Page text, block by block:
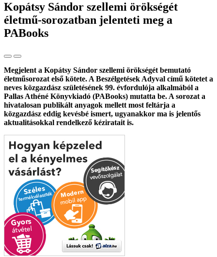
Kopátsy Sándor szellemi örökségét
életmű-sorozatban jelenteti meg a
PABooks
Megjelent a Kopátsy Sándor szellemi örökségét bemutató
életműsorozat első kötete. A Beszélgetések Adyval című kötetet a
neves közgazdász születésének 99. évfordulója alkalmából a
Pallas Athéné Könyvkiadó (PABooks) mutatta be. A sorozat a
hivatalosan publikált anyagok mellett most feltárja a
közgazdász eddig kevésbé ismert, ugyanakkor ma is jelentős
aktualitásokkal rendelkező kéziratait is.